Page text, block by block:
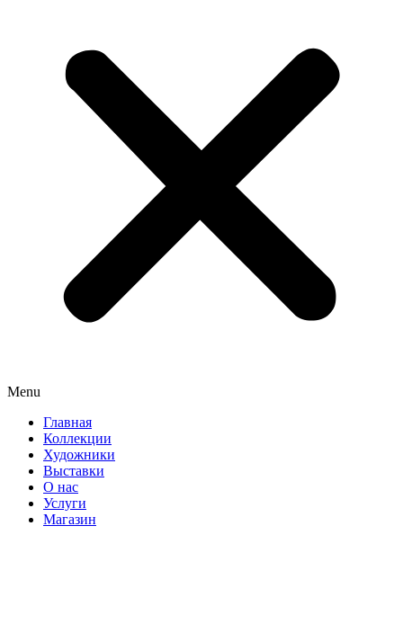
Menu
Главная
Коллекции
Художники
Выставки
О нас
Услуги
Магазин